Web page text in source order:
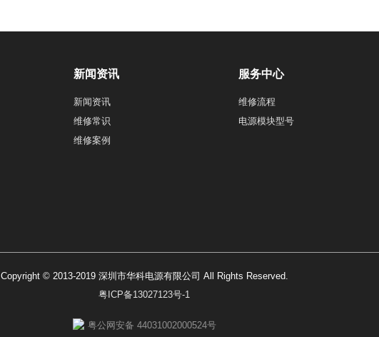
新闻资讯
新闻资讯
维修常识
维修案例
服务中心
维修流程
电源模块型号
Copyright © 2013-2019 深圳市华科电源有限公司 All Rights Reserved.
粤ICP备13027123号-1
粤公网安备 44031002000524号